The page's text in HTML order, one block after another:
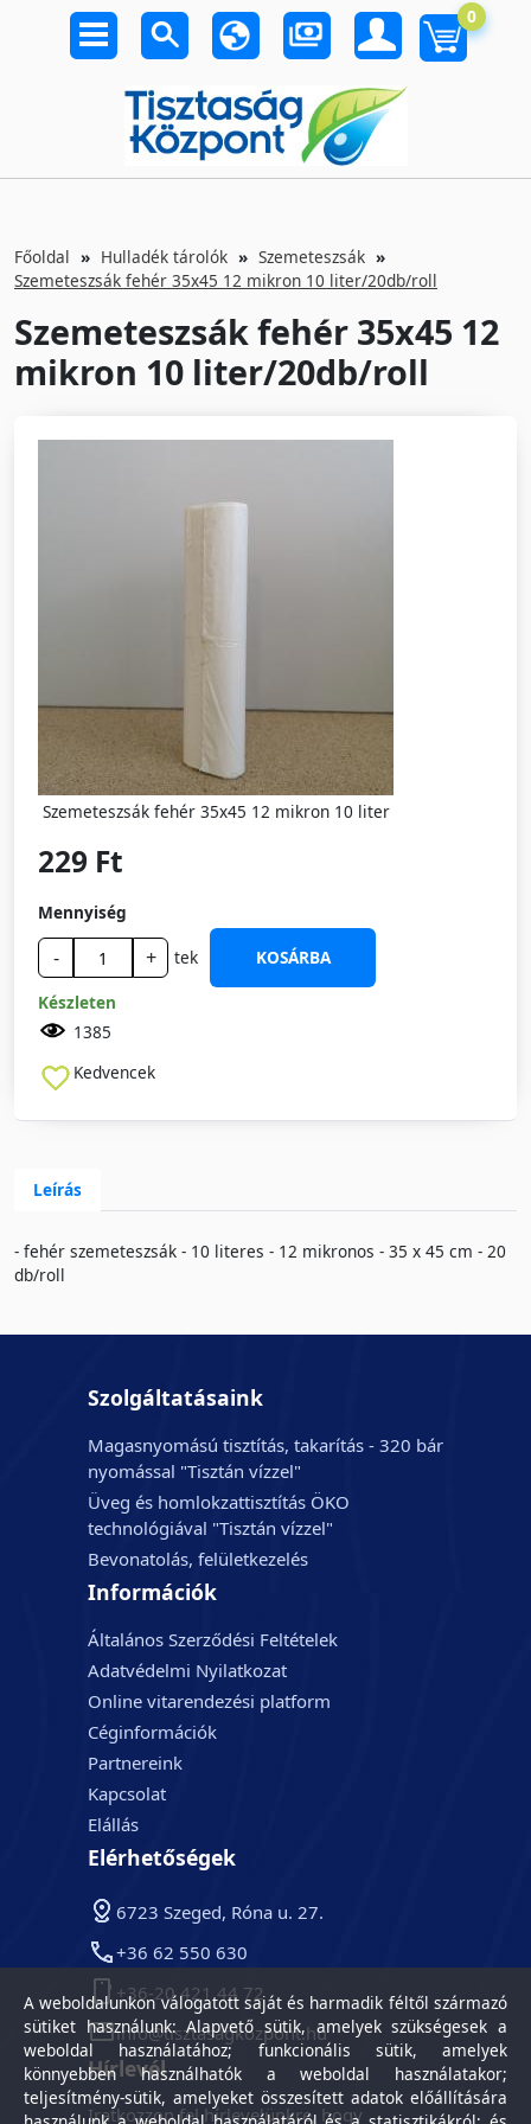
0
Főoldal Hulladék tárolók
Szemeteszsák
Szemeteszsák fehér 35x45 12 mikron 10 liter/20db/roll
Szemeteszsák fehér 35x45 12
mikron 10 liter/20db/roll
Szemeteszsák fehér 35x45 12 mikron 10 liter
229 Ft
Mennyiség
- + tek
KOSÁRBA
Készleten
1385
Kedvencek
Leírás
- fehér szemeteszsák - 10 literes - 12 mikronos - 35 x 45 cm - 20
db/roll
Szolgáltatásaink
Magasnyomású tisztítás, takarítás - 320 bár
nyomással "Tisztán vízzel"
Üveg és homlokzattisztítás ÖKO
technológiával "Tisztán vízzel"
Bevonatolás, felületkezelés
Információk
Általános Szerződési Feltételek
Adatvédelmi Nyilatkozat
Online vitarendezési platform
Céginformációk
Partnereink
Kapcsolat
Elállás
Elérhetőségek
6723 Szeged, Róna u. 27.
+36 62 550 630
+36-20 421 44 72
info@tisztasagkozpont.hu
Hírlevél
Iratkozzon fel hírlevelünkre, hogy
A weboldalunkon válogatott saját és harmadik féltől származó
sütiket használunk: Alapvető sütik, amelyek szükségesek a
weboldal használatához; funkcionális sütik, amelyek
könnyebben használhatók a weboldal használatakor;
teljesítmény-sütik, amelyeket összesített adatok előállítására